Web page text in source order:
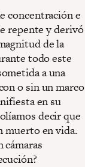
concentración e
repente y derivó
de la
todo este
a una
o sin un marco
en su
decir que
muerto en vida.